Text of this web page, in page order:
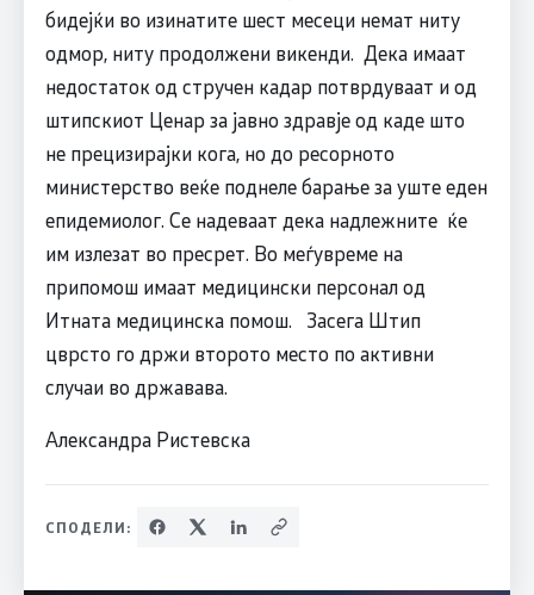
бидејќи во изинатите шест месеци немат ниту
одмор, ниту продолжени викенди. Дека имаат
недостаток од стручен кадар потврдуваат и од
штипскиот Ценар за јавно здравје од каде што
не прецизирајки кога, но до ресорното
министерство веќе поднеле барање за уште еден
епидемиолог. Се надеваат дека надлежните ќе
им излезат во пресрет. Во меѓувреме на
припомош имаат медицински персонал од
Итната медицинска помош. Засега Штип
цврсто го држи второто место по активни
случаи во државава.
Александра Ристевска
СПОДЕЛИ: